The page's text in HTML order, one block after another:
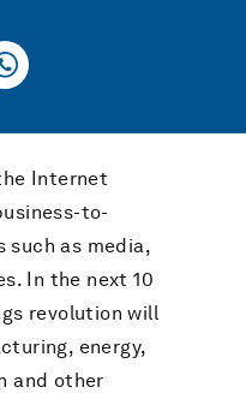
Internet
to-
such as media,
In the next 10
revolution will
energy,
and other